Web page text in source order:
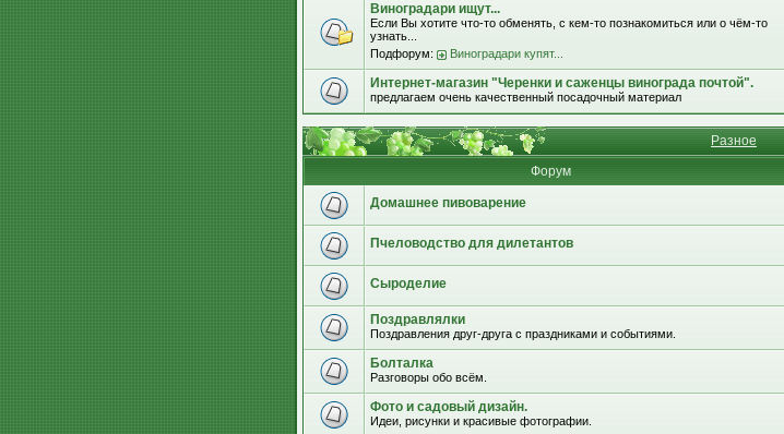
Виноградари ищут...
Если Вы хотите что-то обменять, с кем-то познакомиться или о чём-то
узнать...
Подфорум:
Виноградари купят...
Интернет-магазин "Черенки и саженцы винограда почтой".
предлагаем очень качественный посадочный материал
Разное
Форум
Домашнее пивоварение
Пчеловодство для дилетантов
Сыроделие
Поздравлялки
Поздравления друг-друга с праздниками и событиями.
Болталка
Разговоры обо всём.
Фото и садовый дизайн.
Идеи, рисунки и красивые фотографии.